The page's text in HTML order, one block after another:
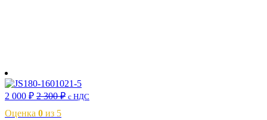
2 000 ₽ 2 300₽ с НДС
Оценка 0 из 5